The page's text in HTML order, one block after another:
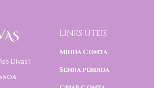
Divas!
LINKS ÚTEIS
Minha Conta
Senha perdida